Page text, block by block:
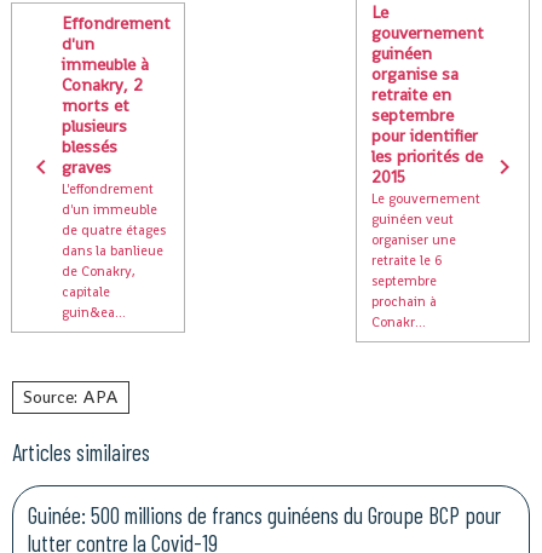
Effondrement
d'un
immeuble à
Conakry, 2
morts et
plusieurs
blessés
graves
L'effondrement
d'un immeuble
de quatre étages
dans la banlieue
de Conakry,
capitale
guin&ea...
Le
gouvernement
guinéen
organise sa
retraite en
septembre
pour identifier
les priorités de
2015
Le gouvernement
guinéen veut
organiser une
retraite le 6
septembre
prochain à
Conakr...
Source: APA
Articles similaires
Guinée: 500 millions de francs guinéens du Groupe BCP pour
lutter contre la Covid-19